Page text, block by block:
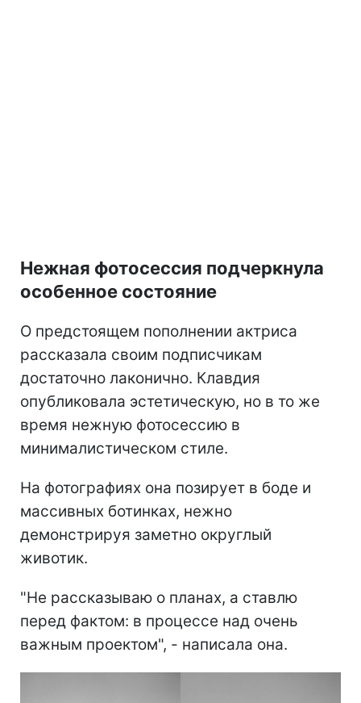
Нежная фотосессия подчеркнула
особенное состояние
О предстоящем пополнении актриса
рассказала своим подписчикам
достаточно лаконично. Клавдия
опубликовала эстетическую, но в то же
время нежную фотосессию в
минималистическом стиле.
На фотографиях она позирует в боде и
массивных ботинках, нежно
демонстрируя заметно округлый
животик.
"Не рассказываю о планах, а ставлю
перед фактом: в процессе над очень
важным проектом", - написала она.